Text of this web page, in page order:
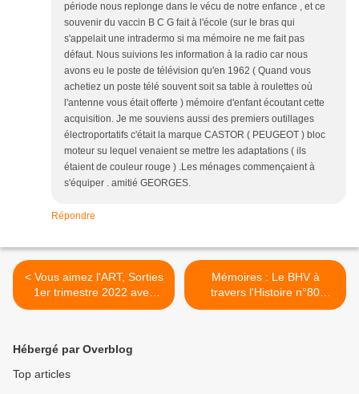
période nous replonge dans le vécu de notre enfance , et ce
souvenir du vaccin B C G fait à l'école (sur le bras qui
s'appelait une intradermo si ma mémoire ne me fait pas
défaut. Nous suivions les information à la radio car nous
avons eu le poste de télévision qu'en 1962 ( Quand vous
achetiez un poste télé souvent soit sa table à roulettes où
l'antenne vous était offerte ) mémoire d'enfant écoutant cette
acquisition. Je me souviens aussi des premiers outillages
électroportatifs c'était la marque CASTOR ( PEUGEOT ) bloc
moteur su lequel venaient se mettre les adaptations ( ils
étaient de couleur rouge ) .Les ménages commençaient à
s'équiper . amitié GEORGES.
Répondre
< Vous aimez l'ART, Sorties
1er trimestre 2022 avec
notre guide Didier Bouchard
Mémoires : Le BHV à
travers l'Histoire n°80
l'année 1957/2 Bruno
Hébergé par Overblog
Top articles